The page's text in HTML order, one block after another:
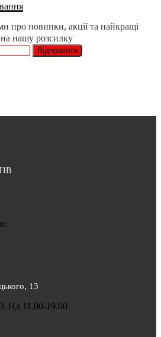
про новинки, акції та найкращі
на нашу розсилку
Відправити
13
Нд 11.00-19.00